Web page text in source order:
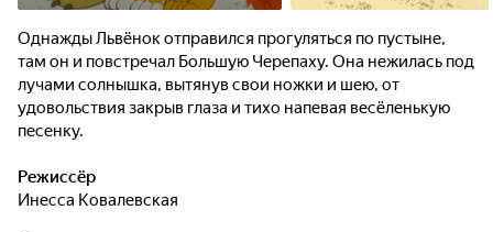
Однажды Львёнок отправился прогуляться по пустыне,
там он и повстречал Большую Черепаху. Она нежилась под
лучами солнышка, вытянув свои ножки и шею, от
удовольствия закрыв глаза и тихо напевая весёленькую
песенку.
Режиссёр
Инесса Ковалевская